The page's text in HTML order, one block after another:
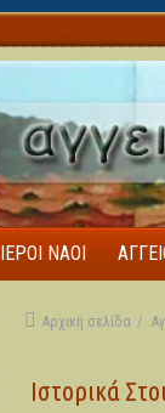
ΙΕΡΟΊ ΝΑΟΊ
Αρχική σελίδα
Ιστορικά